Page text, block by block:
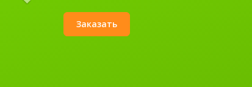
Заказать